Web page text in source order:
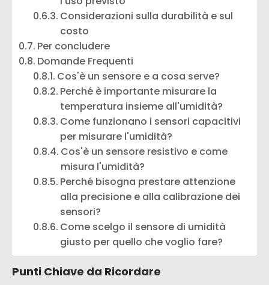
Considerazioni sulla durabilità e sul
costo
Per concludere
Domande Frequenti
Cos'è un sensore e a cosa serve?
Perché è importante misurare la
temperatura insieme all'umidità?
Come funzionano i sensori capacitivi
per misurare l'umidità?
Cos'è un sensore resistivo e come
misura l'umidità?
Perché bisogna prestare attenzione
alla precisione e alla calibrazione dei
sensori?
Come scelgo il sensore di umidità
giusto per quello che voglio fare?
Punti Chiave da Ricordare